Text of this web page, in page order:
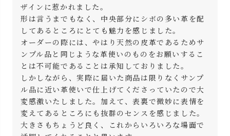
ザインに惹かれました。
形は言うまでもなく、中央部分にシボの多い革を配
してあるところにとても魅力を感じました。
オーダーの際には、やはり天然の皮革であるためサ
ンプル品と同じような革使いのものをお願いするこ
とは不可能であることは承知しておりました。
しかしながら、実際に届いた商品は限りなくサンプ
ル品に近い革使いで仕上げてくださっていたので大
変感激いたしました。加えて、表裏で微妙に表情を
変えてあるところにも抜群のセンスを感じました。
大きさもちょうど良く、これからいろいろな場面で